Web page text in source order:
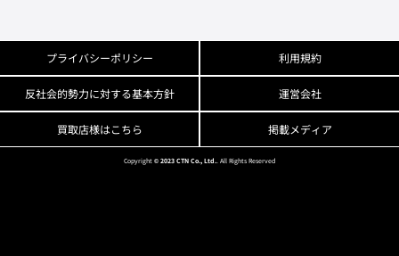
プライバシーポリシー 利用規約
反社会的勢力に対する基本方針 運営会社
買取店様はこちら 掲載メディア
Copyright © 2023 CTN Co., Ltd.. All Rights Reserved